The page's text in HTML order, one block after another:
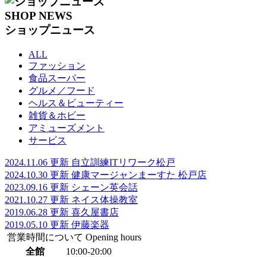
SHOP NEWS
ショップニュース
ALL
ファッション
食品スーパー
グルメ／フード
ヘルス＆ビューティー
雑貨＆ホビー
アミューズメント
サービス
2024.11.06 更新 自立訓練ITリワーク松戸
2024.10.30 更新 健康マージャンまーすた 松戸店
2023.09.16 更新 シェーン英会話
2021.10.27 更新 ネイス体操教室
2019.06.28 更新 喜久屋書店
2019.05.10 更新 伊藤楽器
営業時間について Opening hours
全館
10:00-20:00